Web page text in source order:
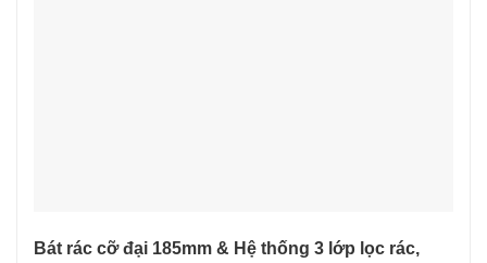
Bát rác cỡ đại 185mm & Hệ thống 3 lớp lọc rác,